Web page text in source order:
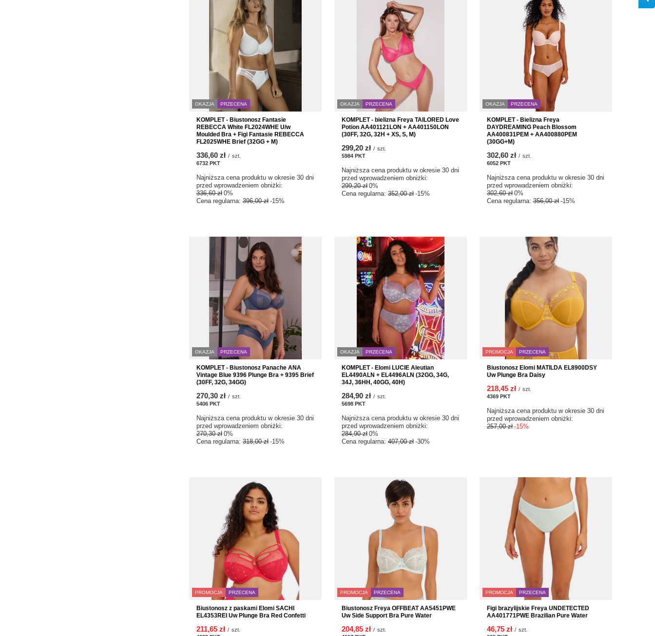
OKAZJA PRZECENA
KOMPLET - Biustonosz Fantasie
REBECCA White FL2024WHE U/w
Moulded Bra + Figi Fantasie REBECCA
FL2025WHE Brief (32GG + M)
336,60 zł / szt.
6732 PKT
Najniższa cena produktu w okresie 30 dni
przed wprowadzeniem obniżki:
336,60 zł 0%
Cena regularna: 396,00 zł -15%
OKAZJA PRZECENA
KOMPLET - bielizna Freya TAILORED Love
Potion AA401121LON + AA401150LON
(30FF, 32G, 32H + XS, S, M)
299,20 zł / szt.
5984 PKT
Najniższa cena produktu w okresie 30 dni
przed wprowadzeniem obniżki:
299,20 zł 0%
Cena regularna: 352,00 zł -15%
OKAZJA PRZECENA
KOMPLET - Bielizna Freya
DAYDREAMING Peach Blossom
AA400831PEM + AA400880PEM
(30GG+M)
302,60 zł / szt.
6052 PKT
Najniższa cena produktu w okresie 30 dni
przed wprowadzeniem obniżki:
302,60 zł 0%
Cena regularna: 356,00 zł -15%
OKAZJA PRZECENA
KOMPLET - Biustonosz Panache ANA
Vintage Blue 9396 Plunge Bra + 9395 Brief
(30FF, 32G, 34GG)
270,30 zł / szt.
5406 PKT
Najniższa cena produktu w okresie 30 dni
przed wprowadzeniem obniżki:
270,30 zł 0%
Cena regularna: 318,00 zł -15%
OKAZJA PRZECENA
KOMPLET - Elomi LUCIE Aleutian
EL4490ALN + EL4496ALN (32GG, 34G,
34J, 36HH, 40GG, 40H)
284,90 zł / szt.
5698 PKT
Najniższa cena produktu w okresie 30 dni
przed wprowadzeniem obniżki:
284,90 zł 0%
Cena regularna: 407,00 zł -30%
PROMOCJA PRZECENA
Biustonosz Elomi MATILDA EL8900DSY
Uw Plunge Bra Daisy
218,45 zł / szt.
4369 PKT
Najniższa cena produktu w okresie 30 dni
przed wprowadzeniem obniżki:
257,00 zł -15%
PROMOCJA PRZECENA
Biustonosz z paskami Elomi SACHI
EL4353REI Uw Plunge Bra Red Confetti
211,65 zł / szt.
PROMOCJA PRZECENA
Biustonosz Freya OFFBEAT AA5451PWE
Uw Side Support Bra Pure Water
204,85 zł / szt.
PROMOCJA PRZECENA
Figi brazylijskie Freya UNDETECTED
AA401771PWE Brazilian Pure Water
46,75 zł / szt.